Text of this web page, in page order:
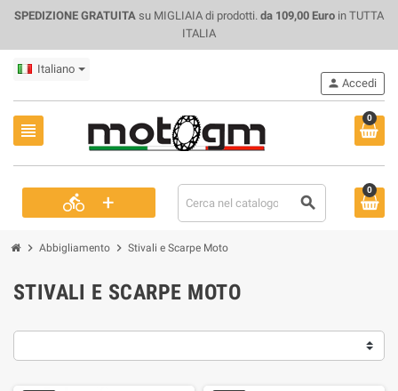
SPEDIZIONE GRATUITA su MIGLIAIA di prodotti. da 109,00 Euro in TUTTA
ITALIA
Italiano
view_headline
0
directions_bike + search
person Accedi
0
chevron_right Abbigliamento chevron_right Stivali e Scarpe Moto
STIVALI E SCARPE MOTO